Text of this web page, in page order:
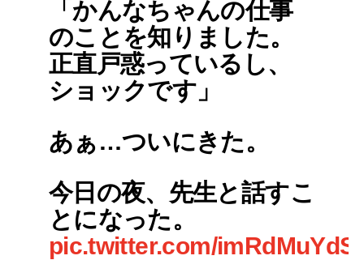
「かんなちゃんの仕事
のことを知りました。
正直戸惑っているし、
ショックです」
あぁ…ついにきた。
今日の夜、先生と話すこ
とになった。
pic.twitter.com/